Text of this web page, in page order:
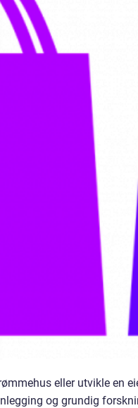
eller utvikle en
og grundig